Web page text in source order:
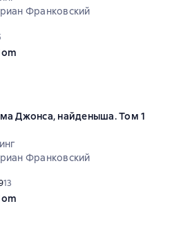
Франковский
рейтинг 5 на основе 5 оценок
Джонса, найденыша. Том 1
Франковский
рейтинг 4,9 на основе 13 оценок
13